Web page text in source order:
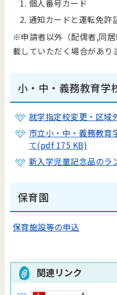
個人番号カード
通知カードと運転免許
※申請者以外（配偶者,同
載していただく場合があり
小・中・義務教育学
就学指定校変更・区域
市立小・中・義務教育
て(pdf 175 KB)
新入学児童記念品のラ
保育園
保育施設等の申込
関連リンク